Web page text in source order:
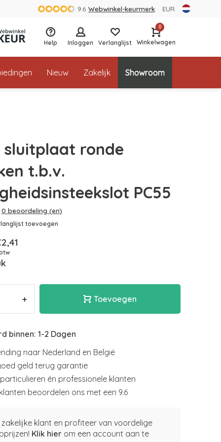
9.6 Webwinkel-keurmerk EUR
Help Inloggen Verlanglijst
0
Winkelwagen
Nieuw Zakelijk Showroom
sluitplaat ronde
t.b.v.
PC55
0 beoordeling (en)
toevoegen
+ Toevoegen
binnen: 1-2 Dagen
naar Nederland en België
geld terug garantie
én professionele klanten
beoordelen ons met een 9.6
klant en profiteer van voordelige
Klik hier om een account aan te